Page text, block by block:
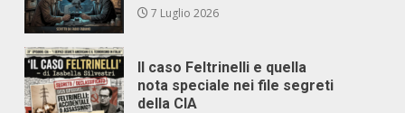
7 Luglio 2026
Il caso Feltrinelli e quella
nota speciale nei file segreti
della CIA